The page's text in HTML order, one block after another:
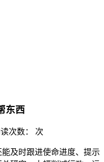
东西
次数： 次
及时跟进使命进度、提示